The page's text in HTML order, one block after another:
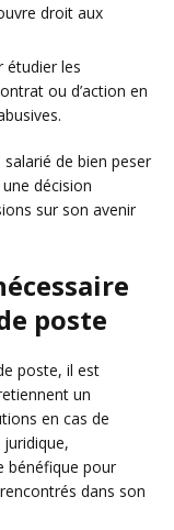
droit aux
étudier les
ou d’action en
de bien peser
décision
sur son avenir
poste
poste, il est
un
en cas de
bénéfique pour
dans son